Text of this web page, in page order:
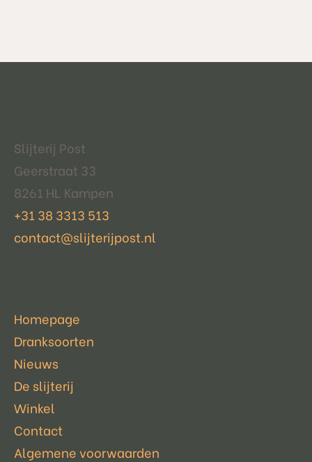
Slijterij Post
Geerstraat 33
8261 HL Kampen
+31 38 3313 513
contact@slijterijpost.nl
Homepage
Dranksoorten
Nieuws
De slijterij
Winkel
Contact
Algemene voorwaarden